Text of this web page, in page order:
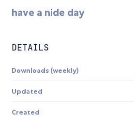
have a nide day
DETAILS
Downloads (weekly)
Updated
Created